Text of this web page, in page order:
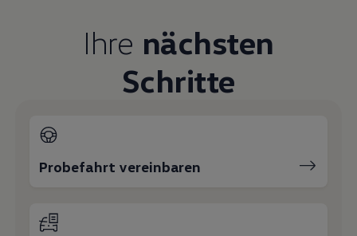
Ihre nächsten
Schritte
Probefahrt vereinbaren